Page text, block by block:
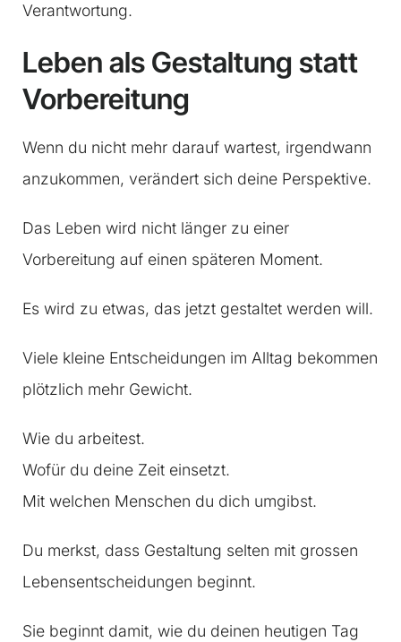
Verantwortung.
Leben als Gestaltung statt
Vorbereitung
Wenn du nicht mehr darauf wartest, irgendwann
anzukommen, verändert sich deine Perspektive.
Das Leben wird nicht länger zu einer
Vorbereitung auf einen späteren Moment.
Es wird zu etwas, das jetzt gestaltet werden will.
Viele kleine Entscheidungen im Alltag bekommen
plötzlich mehr Gewicht.
Wie du arbeitest.
Wofür du deine Zeit einsetzt.
Mit welchen Menschen du dich umgibst.
Du merkst, dass Gestaltung selten mit grossen
Lebensentscheidungen beginnt.
Sie beginnt damit, wie du deinen heutigen Tag